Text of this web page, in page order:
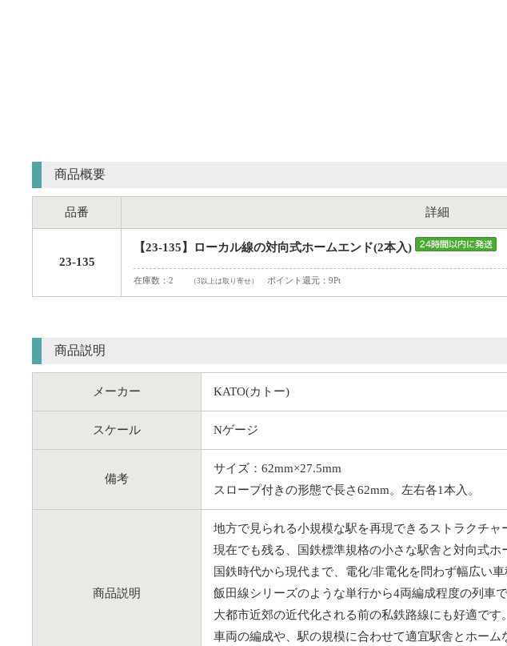
商品概要
品番 詳細
23-135
【23-135】ローカル線の対向式ホームエンド(2本入)
在庫数：2 （3以上は取り寄せ） ポイント還元：9Pt
商品説明
メーカー KATO(カトー)
スケール Nゲージ
備考
サイズ：62mm×27.5mm
スロープ付きの形態で長さ62mm。左右各1本入。
商品説明
地方で見られる小規模な駅を再現できるストラクチャ
現在でも残る、国鉄標準規格の小さな駅舎と対向式
国鉄時代から現代まで、電化/非電化を問わず幅広い車
飯田線シリーズのような単行から4両編成程度の列車
大都市近郊の近代化される前の私鉄路線にも好適です。
車両の編成や、駅の規模に合わせて適宜駅舎とホーム